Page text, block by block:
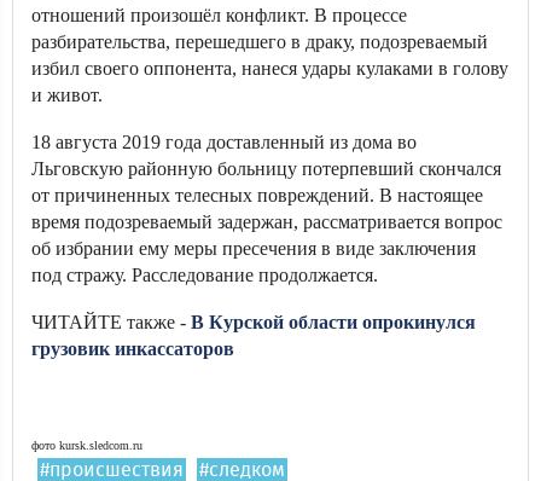
отношений произошёл конфликт. В процессе
разбирательства, перешедшего в драку, подозреваемый
избил своего оппонента, нанеся удары кулаками в голову
и живот.
18 августа 2019 года доставленный из дома во
Льговскую районную больницу потерпевший скончался
от причиненных телесных повреждений. В настоящее
время подозреваемый задержан, рассматривается вопрос
об избрании ему меры пресечения в виде заключения
под стражу. Расследование продолжается.
ЧИТАЙТЕ также - В Курской области опрокинулся
грузовик инкассаторов
фото kursk.sledcom.ru
#происшествия #следком